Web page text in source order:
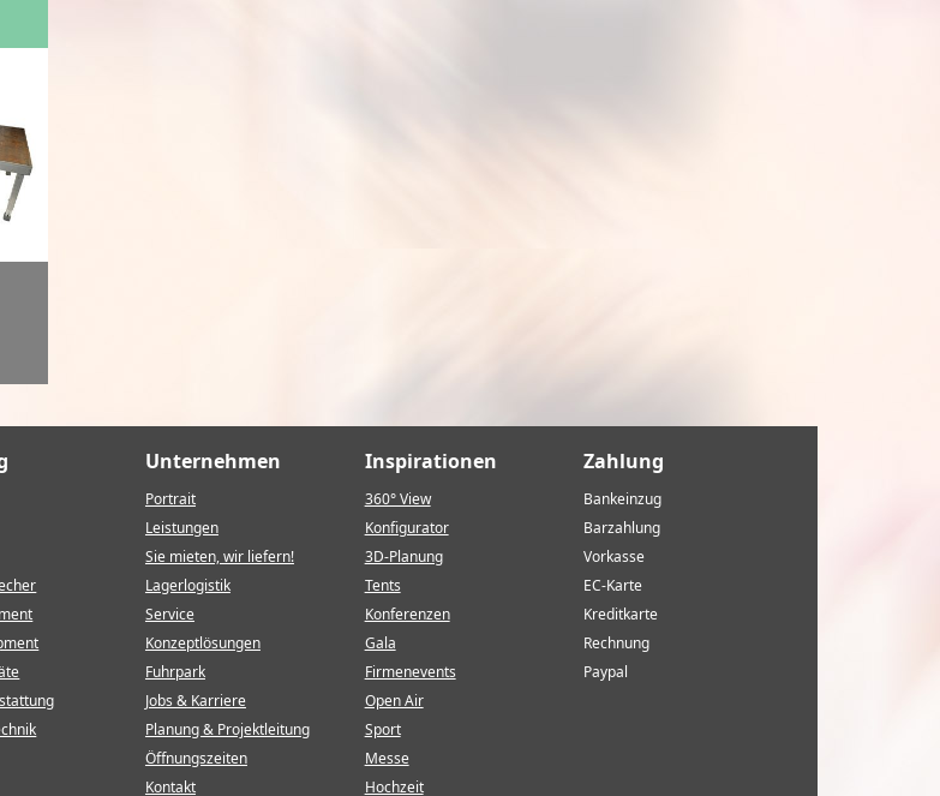
Unternehmen
Portrait
Leistungen
Sie mieten, wir liefern!
Lagerlogistik
Service
Konzeptlösungen
Fuhrpark
Jobs & Karriere
Planung & Projektleitung
Öffnungszeiten
Kontakt
Inspirationen
360° View
Konfigurator
3D-Planung
Tents
Konferenzen
Gala
Firmenevents
Open Air
Sport
Messe
Hochzeit
Zahlung
Bankeinzug
Barzahlung
Vorkasse
EC-Karte
Kreditkarte
Rechnung
Paypal